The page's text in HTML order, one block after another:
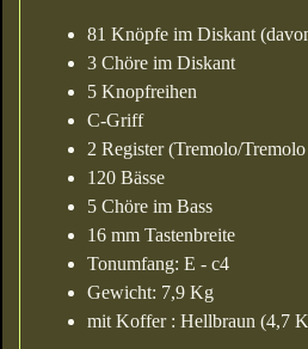
81 Knöpfe im Diskant
3 Chöre im Diskant
5 Knopfreihen
C-Griff
2 Register (Tremolo/
120 Bässe
5 Chöre im Bass
16 mm Tastenbreite
Tonumfang: E - c4
Gewicht: 7,9 Kg
mit Koffer : Hellbraun (4,7